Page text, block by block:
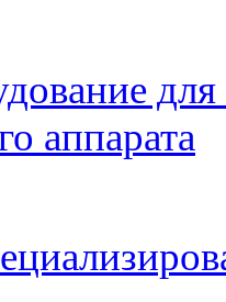
аппарата